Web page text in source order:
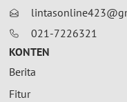
021-7226321
KONTEN
Berita
Fitur